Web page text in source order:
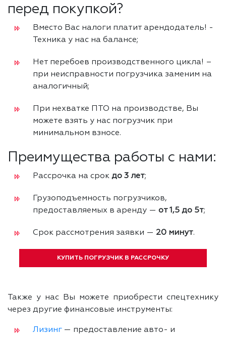
перед покупкой?
Вместо Вас налоги платит арендодатель! -
Техника у нас на балансе;
Нет перебоев производственного цикла! –
при неисправности погрузчика заменим на
аналогичный;
При нехватке ПТО на производстве, Вы
можете взять у нас погрузчик при
минимальном взносе.
Преимущества работы с нами:
Рассрочка на срок до 3 лет;
Грузоподъемность погрузчиков,
предоставляемых в аренду — от 1,5 до 5т;
Срок рассмотрения заявки — 20 минут.
КУПИТЬ ПОГРУЗЧИК В РАССРОЧКУ
Также у нас Вы можете приобрести спецтехнику
через другие финансовые инструменты:
Лизинг— предоставление авто- и